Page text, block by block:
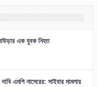
এক যুবক নিহত
এমপি নাসেরের: সাইবার মামলায়